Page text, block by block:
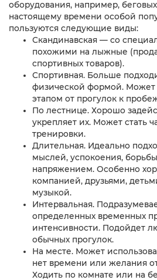
оборудования, например,
настоящему времени особой
пользуются следующие виды:
Скандинавская — со
похожими на лыжные
спортивных товаров).
Спортивная. Больше
физической формой. Может
этапом от прогулок к
По лестнице. Хорошо
укрепляет их. Может стать
тренировки.
Длительная. Идеально
мыслей, успокоения,
напряжением. Особенно
компанией, друзьями,
музыкой.
Интервальная.
определенных временных
интенсивности. Подойдет
обычных прогулок.
На месте. Может
нет времени или желания
Ходить по комнате или на